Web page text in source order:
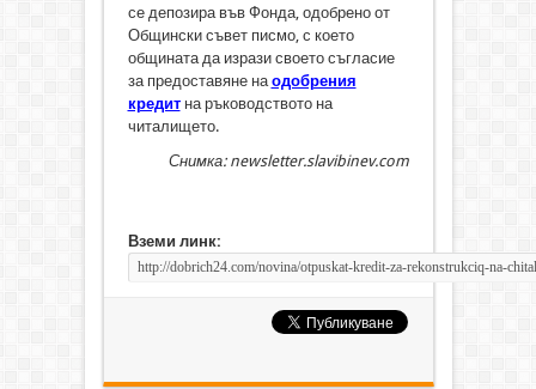
се депозира във Фонда, одобрено от
Общински съвет писмо, с което
общината да изрази своето съгласие
за предоставяне на одобрения
кредитна ръководството на
читалището.
Снимка: newsletter.slavibinev.com
Вземи линк: